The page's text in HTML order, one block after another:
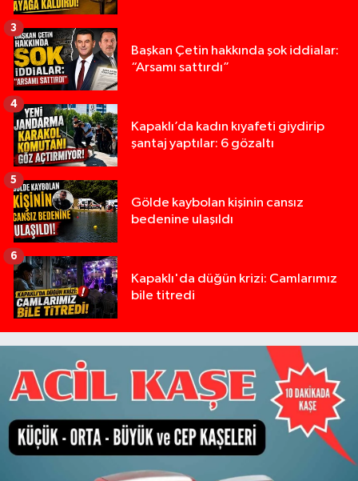
Başkan Çetin hakkında şok iddialar:
“Arsamı sattırdı”
3
Kapaklı’da kadın kıyafeti giydirip
şantaj yaptılar: 6 gözaltı
4
Gölde kaybolan kişinin cansız
bedenine ulaşıldı
5
Kapaklı'da düğün krizi: Camlarımız
bile titredi
6